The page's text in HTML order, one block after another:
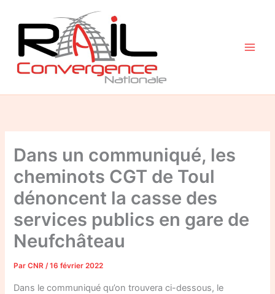
contenu
Dans un communiqué, les
cheminots CGT de Toul
dénoncent la casse des
services publics en gare de
Neufchâteau
ParCNR/16 février 2022
Dans le communiqué qu’on trouvera ci-dessous, le